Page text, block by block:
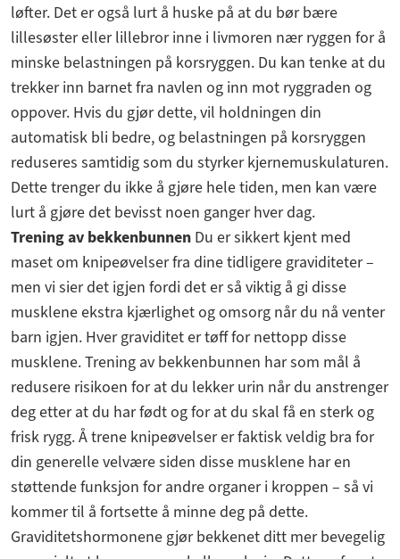
løfter. Det er også lurt å huske på at du bør bære
lillesøster eller lillebror inne i livmoren nær ryggen for å
minske belastningen på korsryggen. Du kan tenke at du
trekker inn barnet fra navlen og inn mot ryggraden og
oppover. Hvis du gjør dette, vil holdningen din
automatisk bli bedre, og belastningen på korsryggen
reduseres samtidig som du styrker kjernemuskulaturen.
Dette trenger du ikke å gjøre hele tiden, men kan være
lurt å gjøre det bevisst noen ganger hver dag.
Trening av bekkenbunnen Du er sikkert kjent med
maset om knipeøvelser fra dine tidligere graviditeter –
men vi sier det igjen fordi det er så viktig å gi disse
musklene ekstra kjærlighet og omsorg når du nå venter
barn igjen. Hver graviditet er tøff for nettopp disse
musklene. Trening av bekkenbunnen har som mål å
redusere risikoen for at du lekker urin når du anstrenger
deg etter at du har født og for at du skal få en sterk og
frisk rygg. Å trene knipeøvelser er faktisk veldig bra for
din generelle velvære siden disse musklene har en
støttende funksjon for andre organer i kroppen – så vi
kommer til å fortsette å minne deg på dette.
Graviditetshormonene gjør bekkenet ditt mer bevegelig